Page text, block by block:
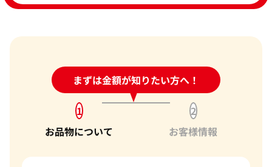
まずは金額が知りたい方へ！
24時間受付中!問い合わせフォーム
1
お品物について
2
お客様情報